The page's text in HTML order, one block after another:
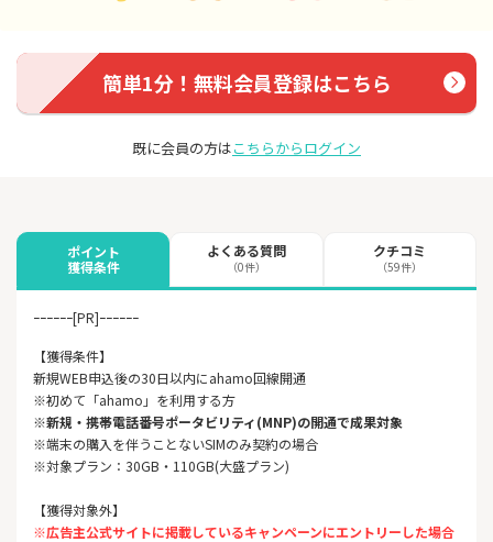
簡単1分！無料会員登録はこちら
既に会員の方はこちらからログイン
ポイント
獲得条件
よくある質問
（0件）
クチコミ
（59件）
ｰｰｰｰｰｰ[PR]ｰｰｰｰｰｰ
【獲得条件】
新規WEB申込後の30日以内にahamo回線開通
※初めて「ahamo」を利用する方
※新規・携帯電話番号ポータビリティ(MNP)の開通で成果対象
※端末の購入を伴うことないSIMのみ契約の場合
※対象プラン：30GB・110GB(大盛プラン)
【獲得対象外】
※広告主公式サイトに掲載しているキャンペーンにエントリーした場合